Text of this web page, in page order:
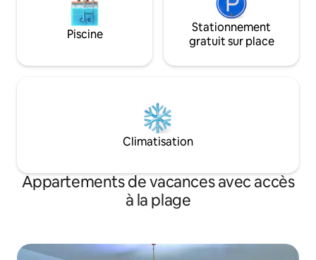
Piscine
Stationnement
gratuit sur place
Climatisation
Appartements de vacances avec accès
à la plage